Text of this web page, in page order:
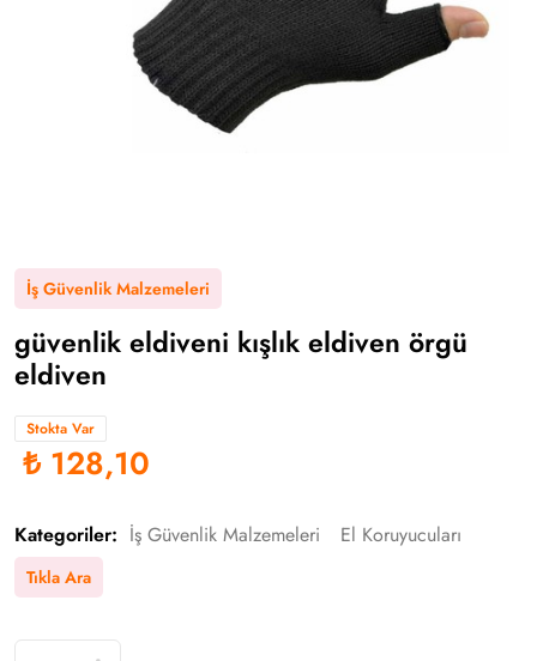
İş Güvenlik Malzemeleri
güvenlik eldiveni kışlık eldiven örgü
eldiven
Stokta Var
₺ 128,10
Kategoriler: İş Güvenlik Malzemeleri El Koruyucuları
Tıkla Ara